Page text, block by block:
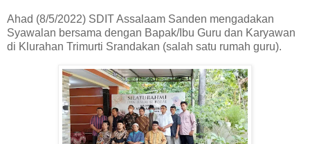
Ahad (8/5/2022) SDIT Assalaam Sanden mengadakan
Syawalan bersama dengan Bapak/Ibu Guru dan Karyawan
di Klurahan Trimurti Srandakan (salah satu rumah guru).